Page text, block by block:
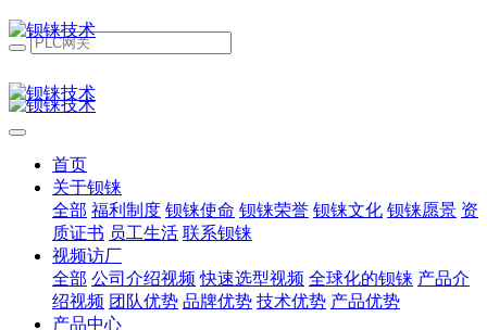
首页
关于钡铼
全部 福利制度 钡铼使命 钡铼荣誉 钡铼文化 钡铼愿景 资
质证书 员工生活 联系钡铼
视频访厂
全部 公司介绍视频 快速选型视频 全球化的钡铼 产品介
绍视频 团队优势 品牌优势 技术优势 产品优势
产品中心